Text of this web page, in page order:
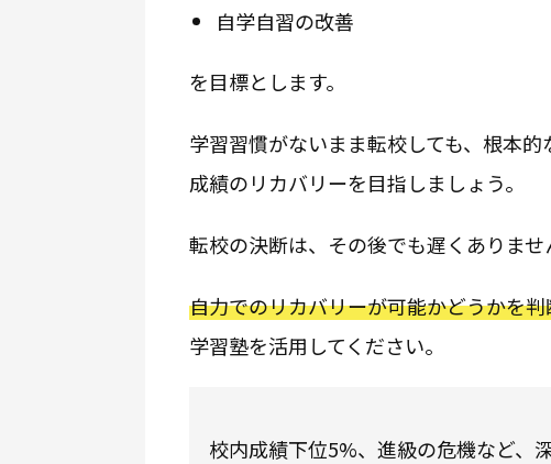
自学自習の改善
を目標とします。
学習習慣がないまま転校しても、根本
成績のリカバリーを目指しましょう。
転校の決断は、その後でも遅くありませ
自力でのリカバリーが可能かどうかを
学習塾を活用してください。
校内成績下位5%、進級の危機など、